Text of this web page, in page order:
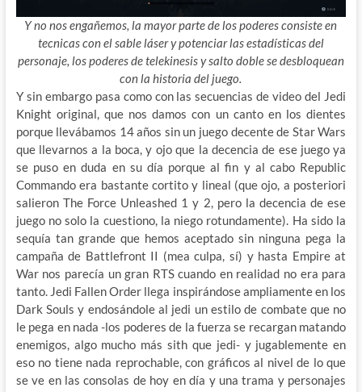
Y no nos engañemos, la mayor parte de los poderes consiste en
tecnicas con el sable láser y potenciar las estadísticas del
personaje, los poderes de telekinesis y salto doble se desbloquean
con la historia del juego.
Y sin embargo pasa como con las secuencias de video del Jedi
Knight original, que nos damos con un canto en los dientes
porque llevábamos 14 años sin un juego decente de Star Wars
que llevarnos a la boca, y ojo que la decencia de ese juego ya
se puso en duda en su día porque al fin y al cabo Republic
Commando era bastante cortito y lineal (que ojo, a posteriori
salieron The Force Unleashed 1 y 2, pero la decencia de ese
juego no solo la cuestiono, la niego rotundamente). Ha sido la
sequía tan grande que hemos aceptado sin ninguna pega la
campaña de Battlefront II (mea culpa, sí) y hasta Empire at
War nos parecía un gran RTS cuando en realidad no era para
tanto. Jedi Fallen Order llega inspirándose ampliamente en los
Dark Souls y endosándole al jedi un estilo de combate que no
le pega en nada -los poderes de la fuerza se recargan matando
enemigos, algo mucho más sith que jedi- y jugablemente en
eso no tiene nada reprochable, con gráficos al nivel de lo que
se ve en las consolas de hoy en día y una trama y personajes